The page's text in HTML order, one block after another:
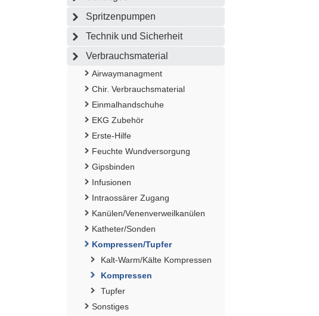
Spritzenpumpen
Technik und Sicherheit
Verbrauchsmaterial
Airwaymanagment
Chir. Verbrauchsmaterial
Einmalhandschuhe
EKG Zubehör
Erste-Hilfe
Feuchte Wundversorgung
Gipsbinden
Infusionen
Intraossärer Zugang
Kanülen/Venenverweilkanülen
Katheter/Sonden
Kompressen/Tupfer
Kalt-Warm/Kälte Kompressen
Kompressen
Tupfer
Sonstiges